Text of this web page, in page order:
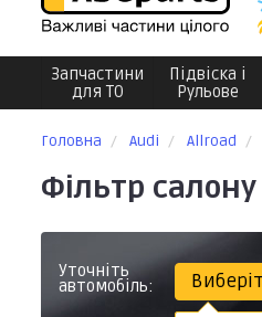
Запчастини
для ТО
Підвіска і
Рульове
Головна Audi Allroad
Фільтр
Уточніть
автомобіль: